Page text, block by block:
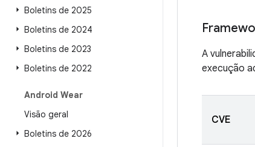
Boletins de 2025
Boletins de 2024
Boletins de 2023
Boletins de 2022
Android Wear
Visão geral
Boletins de 2026
A
execução
CVE